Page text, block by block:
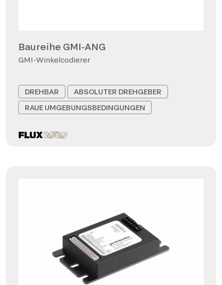
Baureihe GMI-ANG
GMI-Winkelcodierer
DREHBAR
ABSOLUTER DREHGEBER
RAUE UMGEBUNGSBEDINGUNGEN